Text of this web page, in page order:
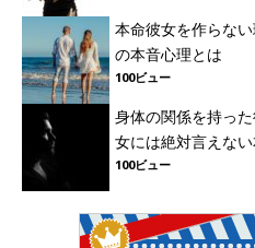
本命彼女を作らな
の本音心理とは
100ビュー
身体の関係を持っ
女には絶対言えな
100ビュー